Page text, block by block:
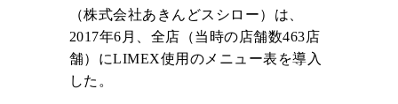
（株式会社あきんどスシロー）は、
2017年6月、全店（当時の店舗数463店
舗）にLIMEX使用のメニュー表を導入
した。